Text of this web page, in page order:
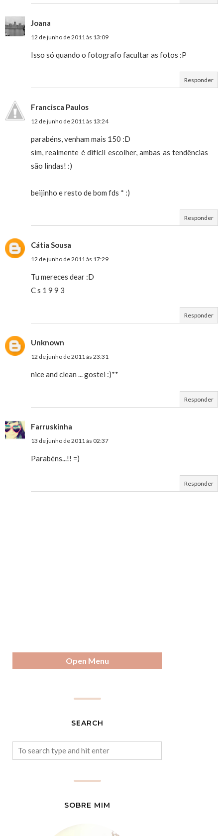
Joana
12 de junho de 2011 às 13:09
Isso só quando o fotografo facultar as fotos :P
Responder
Francisca Paulos
12 de junho de 2011 às 13:24
parabéns, venham mais 150 :D
sim, realmente é difícil escolher, ambas as tendências
são lindas! :)
beijinho e resto de bom fds * :)
Responder
Cátia Sousa
12 de junho de 2011 às 17:29
Tu mereces dear :D
C s 1 9 9 3
Responder
Unknown
12 de junho de 2011 às 23:31
nice and clean ... gostei :)**
Responder
Farruskinha
13 de junho de 2011 às 02:37
Parabéns...!! =)
Responder
Open Menu
SEARCH
SOBRE MIM